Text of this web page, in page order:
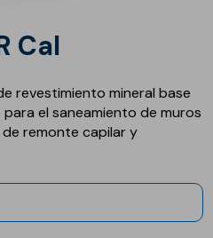
Cal
revestimiento mineral base
el saneamiento de muros
remonte capilar y